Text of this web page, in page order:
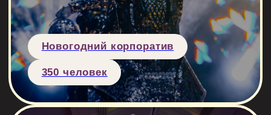
Новогодний
турборок